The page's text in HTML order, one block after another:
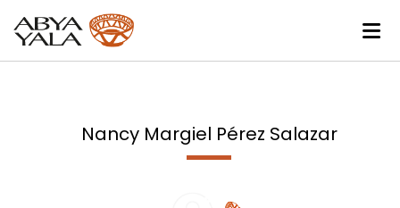
Nancy Margiel Pérez Salazar